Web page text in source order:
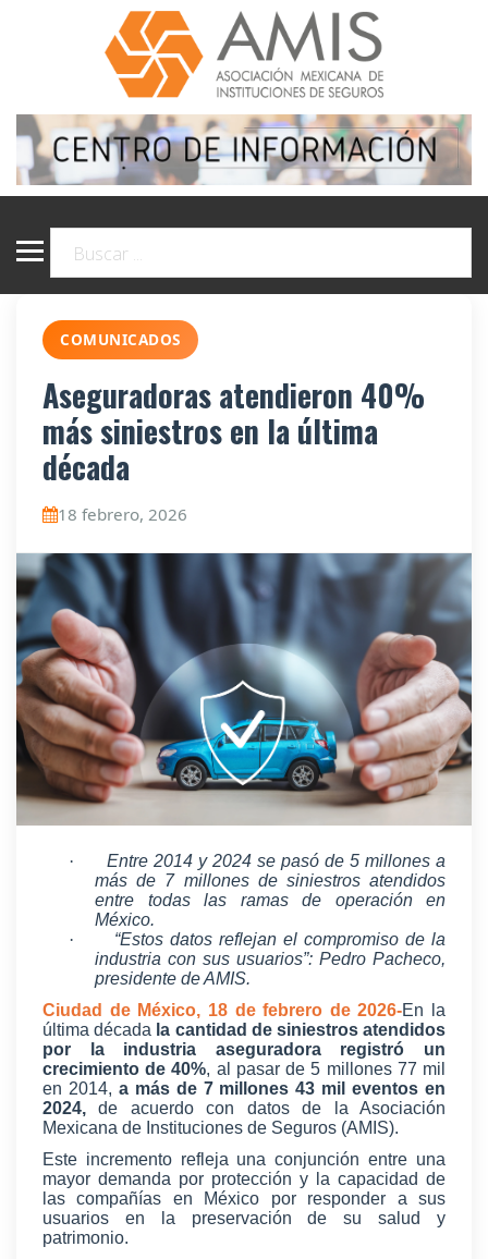
COMUNICADOS
Aseguradoras atendieron 40%
más siniestros en la última
década
18 febrero, 2026
·
Entre 2014 y 2024 se pasó de 5 millones a
más de 7 millones de siniestros atendidos
entre todas las ramas de operación en
México.
·
“Estos datos reflejan el compromiso de la
industria con sus usuarios”: Pedro Pacheco,
presidente de AMIS.
Ciudad de México, 18 de febrero de 2026-En la
última década la cantidad de siniestros atendidos
por la industria aseguradora registró un
crecimiento de 40%, al pasar de 5 millones 77 mil
en 2014, a más de 7 millones 43 mil eventos en
2024,de acuerdo con datos de la Asociación
Mexicana de Instituciones de Seguros (AMIS).
Este incremento refleja una conjunción entre una
mayor demanda por protección y la capacidad de
las compañías en México por responder a sus
usuarios en la preservación de su salud y
patrimonio.